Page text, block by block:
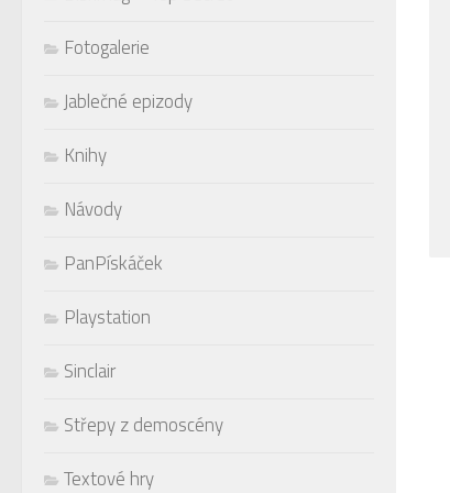
Fotogalerie
Jablečné epizody
Knihy
Návody
PanPískáček
Playstation
Sinclair
Střepy z demoscény
Textové hry